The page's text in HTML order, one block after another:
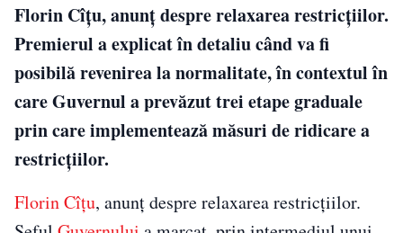
Florin Cîțu, anunț despre relaxarea restricțiilor.
Premierul a explicat în detaliu când va fi
posibilă revenirea la normalitate, în contextul în
care Guvernul a prevăzut trei etape graduale
prin care implementează măsuri de ridicare a
restricțiilor.
Florin Cîțu, anunț despre relaxarea restricțiilor.